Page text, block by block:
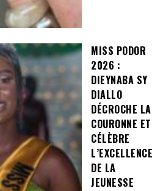
MISS PODOR
2026 :
DIEYNABA SY
DIALLO
DÉCROCHE LA
COURONNE ET
CÉLÈBRE
L’EXCELLENCE
DE LA
JEUNESSE